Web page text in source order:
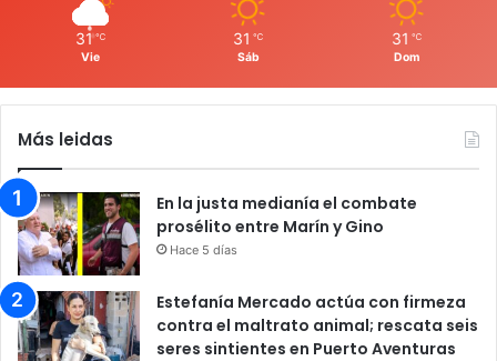
31 ℃
Vie
31 ℃
Sáb
31 ℃
Dom
Más leidas
En la justa medianía el combate
prosélito entre Marín y Gino
Hace 5 días
Estefanía Mercado actúa con firmeza
contra el maltrato animal; rescata seis
seres sintientes en Puerto Aventuras